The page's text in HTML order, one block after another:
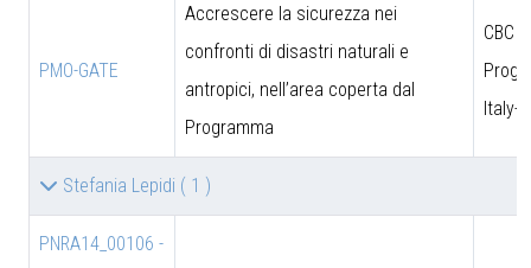
PMO-GATE
Accrescere la sicurezza nei
confronti di disastri naturali e
antropici, nell’area coperta dal
Programma
CBC
Italy-
Stefania Lepidi ( 1 )
PNRA14_00106 -